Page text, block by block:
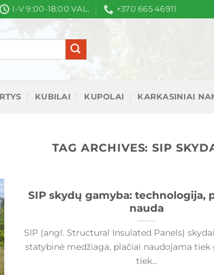
I-V 9:00-18:00 VAL. +370 665 46911
KUBILAI KUPOLAI KARKASINIAI
TAG ARCHIVES:SIP
SIP skydų gamyba: technologija,
nauda
SIP (angl. Structural Insulated Panels)
statybinė medžiaga, plačiai naudojama tiek
tiek...